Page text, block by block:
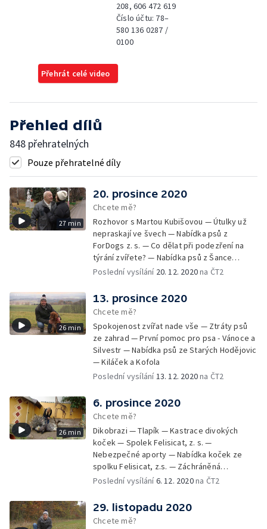
208, 606 472 619
Číslo účtu: 78–
580 136 0287 /
0100
Přehrát celé video
Přehled dílů
848 přehratelných
Pouze přehratelné díly
27 min
20. prosince 2020
Chcete mě?
Rozhovor s Martou Kubišovou — Útulky už
nepraskají ve švech — Nabídka psů z
ForDogs z. s. — Co dělat při podezření na
týrání zvířete? — Nabídka psů z Šance
zvířatům — Rozloučení
Poslední vysílání 20. 12. 2020na ČT2
26 min
13. prosince 2020
Chcete mě?
Spokojenost zvířat nade vše — Ztráty psů
ze zahrad — První pomoc pro psa - Vánoce a
Silvestr — Nabídka psů ze Starých Hodějovic
— Kiláček a Kofola
Poslední vysílání13. 12. 2020na ČT2
26 min
6. prosince 2020
Chcete mě?
Dikobrazi — Tlapík — Kastrace divokých
koček — Spolek Felisicat, z. s. —
Nebezpečné aporty — Nabídka koček ze
spolku Felisicat, z.s. — Záchráněná
labradorka Terezka
Poslední vysílání6. 12. 2020na ČT2
29. listopadu 2020
Chcete mě?